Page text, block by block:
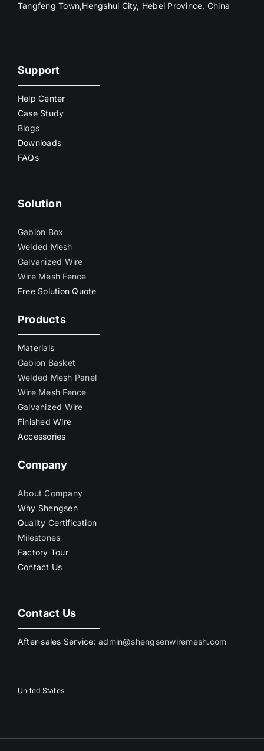
Tangfeng Town,Hengshui City, Hebei Province, China
Support
Help Center
Case Study
Blogs
Downloads
FAQs
Solution
Gabion Box
Welded Mesh
Galvanized Wire
Wire Mesh Fence
Free Solution Quote
Products
Materials
Gabion Basket
Welded Mesh Panel
Wire Mesh Fence
Galvanized Wire
Finished Wire
Accessories
Company
About Company
Why Shengsen
Quality Certification
Milestones
Factory Tour
Contact Us
Contact Us
After-sales Service:admin@shengsenwiremesh.com
United States